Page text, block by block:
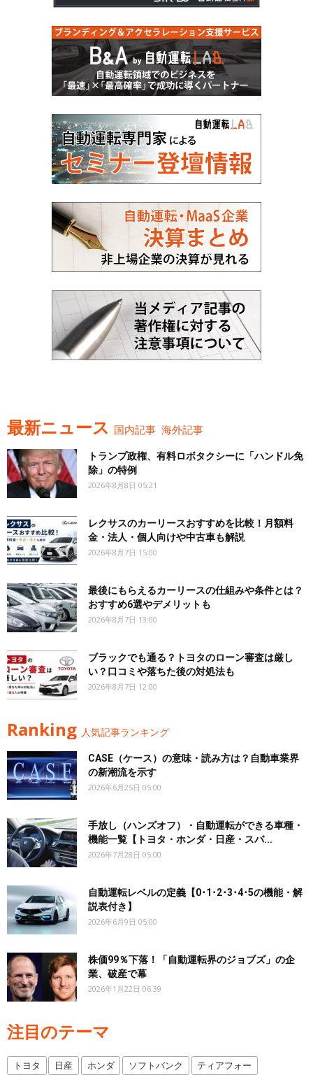
最新ニュース 国内記事 海外記事
トランプ政権、有料ロボタクシーに「ハンドル免
除」の特例
2026年8月8日 05:21
レクサスのカーリースおすすめを比較！月額料
金・法人・個人向けや中古車も解説
2026年8月7日 15:00
最後にもらえるカーリースの仕組みや条件とは？
おすすめ6選やデメリットも
2026年8月7日 13:00
ブラックでも通る？トヨタのローン審査は厳し
い？口コミや落ちた後の対処法も
2026年8月7日 12:00
Ranking 人気記事ランキング
CASE（ケース）の意味・読み方は？自動車業界
の新潮流を示す
2026年6月25日 05:00
手放し（ハンズオフ）・自動運転ができる車種・
機能一覧【トヨタ・ホンダ・日産・スバ...
2026年7月28日 05:00
自動運転レベルの定義【0･1･2･3･4･5の機能・解
説表付き】
2026年6月9日 05:00
株価99％下落！「自動運転界のジョブズ」の企
業、破産で幕
2026年1月22日 06:39
注目のテーマ
トヨタ 日産 ホンダ ソフトバンク ティアフォー